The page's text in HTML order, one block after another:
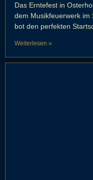
Das Erntefest in
dem Musikfeuerwerk
bot den perfekten
Weiterlesen »